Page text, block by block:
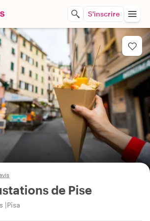
S'inscrire
de Pise
Pisa